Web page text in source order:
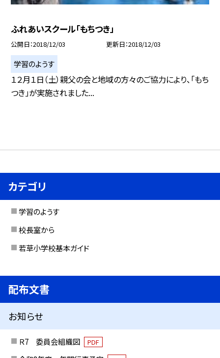
ふれあいスクール「もちつき」
公開日 2018/12/03 更新日 2018/12/03
学習のようす
１２月１日（土）親父の会と地域の方々のご協力により、「もち
つき」が実施されました...
カテゴリ
学習のようす
校長室から
若草小学校基本ガイド
配布文書
お知らせ
Ｒ7 委員会組織図 PDF